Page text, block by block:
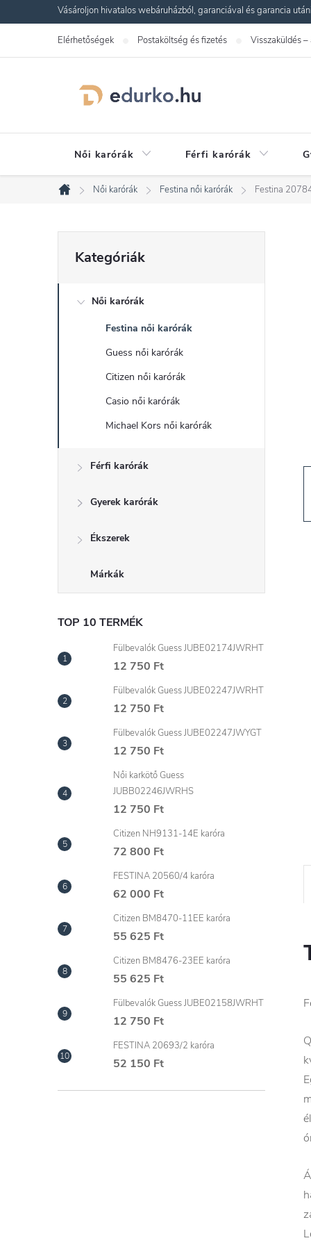
a
Vásároljon hivatalos webáruházból, garanciával és garancia
Elérhetőségek Postaköltség és fizetés Visszaküldés –
Női karórák Férfi karórák
Kezdőlap
Női karórák Festina női karórák Festina
O
l
ó
e
l
átugrása
Kategóriák
Női karórák
Festina női karórák
Guess női karórák
Citizen női karórák
Casio női karórák
Michael Kors női karórák
Férfi karórák
Gyerek karórák
Ékszerek
Márkák
TOP 10 TERMÉK
Fülbevalók Guess JUBE02174JWRHT
12 750 Ft
Fülbevalók Guess JUBE02247JWRHT
12 750 Ft
Fülbevalók Guess JUBE02247JWYGT
12 750 Ft
Női karkötő Guess
JUBB02246JWRHS
12 750 Ft
Citizen NH9131-14E karóra
72 800 Ft
FESTINA 20560/4 karóra
62 000 Ft
Citizen BM8470-11EE karóra
55 625 Ft
Citizen BM8476-23EE karóra
55 625 Ft
Fülbevalók Guess JUBE02158JWRHT
12 750 Ft
FESTINA 20693/2 karóra
52 150 Ft